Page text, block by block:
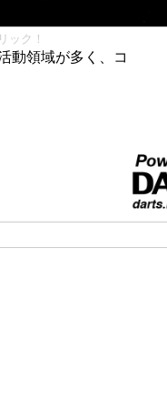
ック！
動領域が多く、コ